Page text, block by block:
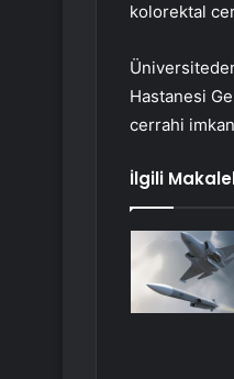
kolorektal
Hastanesi
cerrahi
İlgili